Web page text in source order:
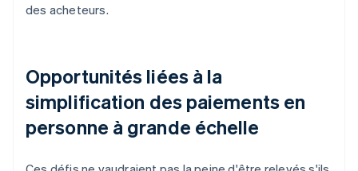
des acheteurs.
Opportunités liées à la
simplification des paiements en
personne à grande échelle